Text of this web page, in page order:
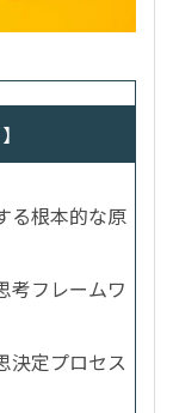
る根本的な原
考フレームワ
決定プロセス